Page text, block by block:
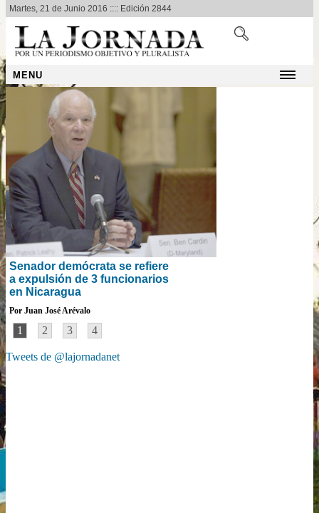
Martes, 21 de Junio 2016 :::: Edición 2844
MENU
Senador demócrata se refiere
a expulsión de 3 funcionarios
en Nicaragua
Por Juan José Arévalo
1 2 3 4
Tweets de @lajornadanet